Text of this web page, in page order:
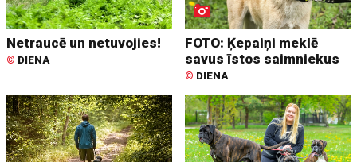
Netraucē un netuvojies!
© DIENA
FOTO: Ķepaiņi meklē
savus īstos saimniekus
© DIENA